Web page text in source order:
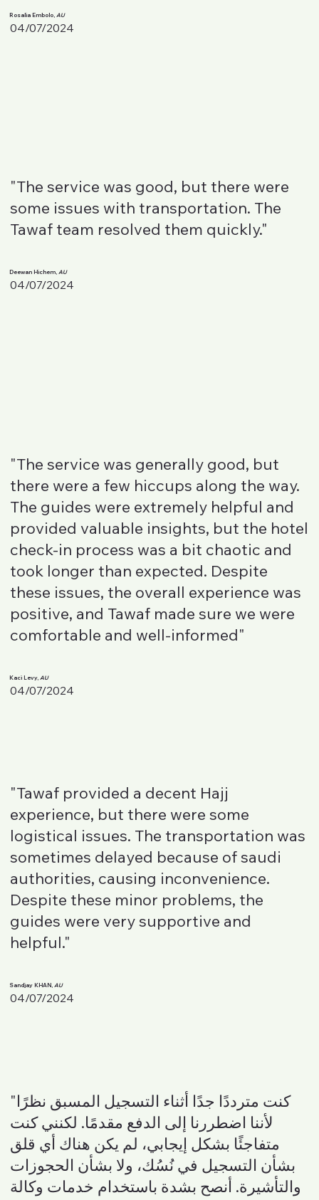
Rosalia Embolo, AU
04/07/2024
"The service was good, but there were
some issues with transportation. The
Tawaf team resolved them quickly."
Deewan Hichem, AU
04/07/2024
"The service was generally good, but
there were a few hiccups along the way.
The guides were extremely helpful and
provided valuable insights, but the hotel
check-in process was a bit chaotic and
took longer than expected. Despite
these issues, the overall experience was
positive, and Tawaf made sure we were
comfortable and well-informed"
Kaci Levy,AU
04/07/2024
"Tawaf provided a decent Hajj
experience, but there were some
logistical issues. The transportation was
sometimes delayed because of saudi
authorities, causing inconvenience.
Despite these minor problems, the
guides were very supportive and
helpful."
Sandjay KHAN,AU
04/07/2024
"كنت مترددًا جدًا أثناء التسجيل المسبق نظرًا
لأننا اضطررنا إلى الدفع مقدمًا. لكنني كنت
متفاجئًا بشكل إيجابي، لم يكن هناك أي قلق
بشأن التسجيل في نُسُك، ولا بشأن الحجوزات
والتأشيرة. أنصح بشدة باستخدام خدمات وكالة